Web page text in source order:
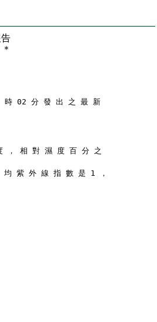
＊
02 分 發 出 之 最 新
， 相 對 濕 度 百 分 之
紫 外 線 指 數 是 1 ，